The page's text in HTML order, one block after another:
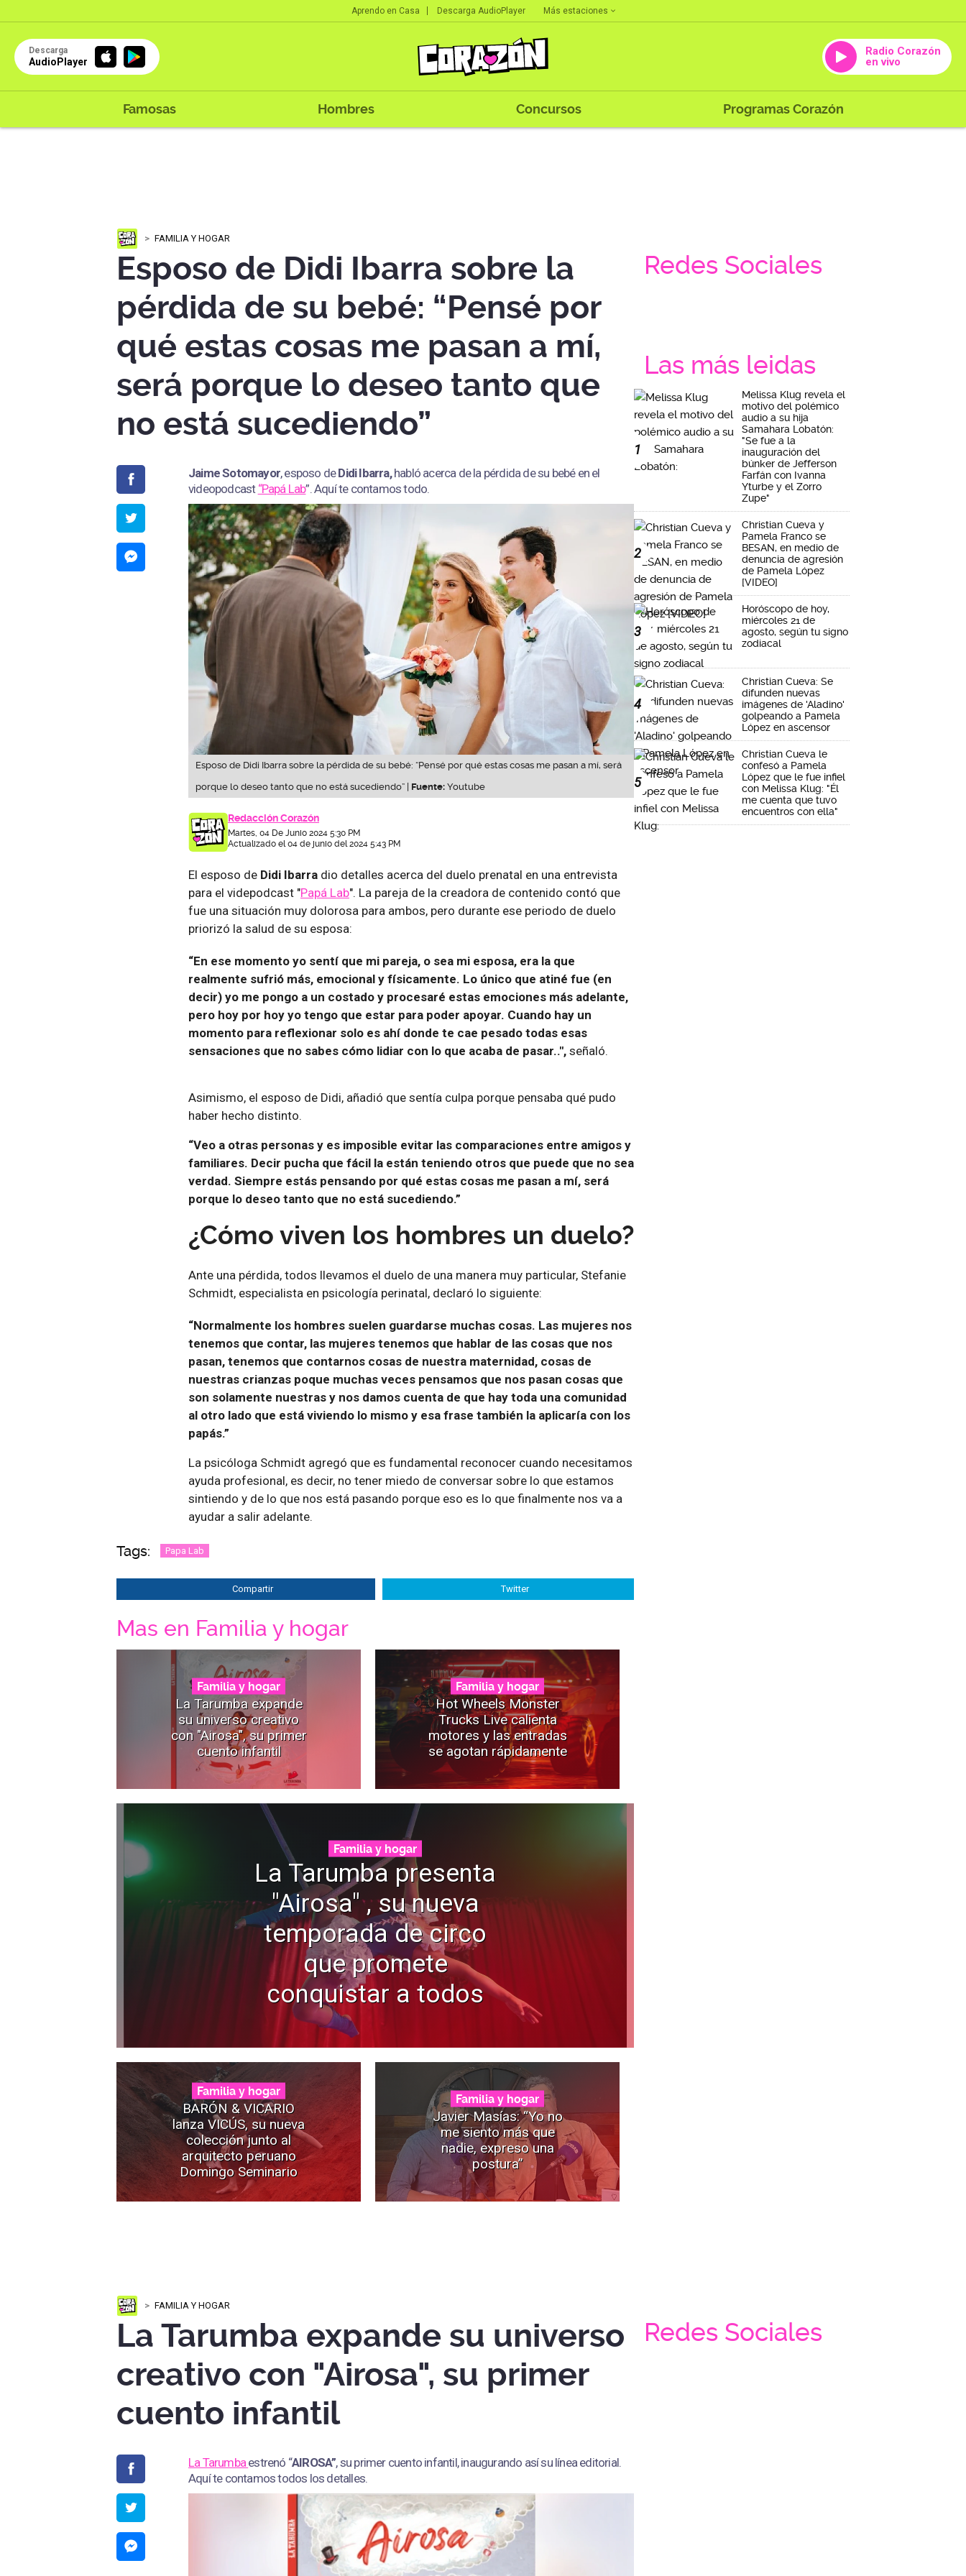
Aprendo en Casa Descarga AudioPlayer Más estaciones
Descarga
AudioPlayer
Radio Corazón
en vivo
Famosas Hombres Concursos Programas Corazón
FAMILIA Y HOGAR
Esposo de Didi Ibarra sobre la
pérdida de su bebé: “Pensé por
qué estas cosas me pasan a mí,
será porque lo deseo tanto que
no está sucediendo”
Jaime Sotomayor, esposo deDidi Ibarra,habló acerca de la pérdida de su bebé en el
videopodcast “Papá Lab”. Aquí te contamos todo.
Esposo de Didi Ibarra sobre la pérdida de su bebé: “Pensé por qué estas cosas me pasan a mí, será
porque lo deseo tanto que no está sucediendo” | Fuente: Youtube
Redacción Corazón
Martes, 04 De Junio 2024 5:30 PM
Actualizado el 04 de junio del 2024 5:43 PM
El esposo de Didi Ibarra dio detalles acerca del duelo prenatal en una entrevista
para el videpodcast "Papá Lab". La pareja de la creadora de contenido contó que
fue una situación muy dolorosa para ambos, pero durante ese periodo de duelo
priorizó la salud de su esposa:
“En ese momento yo sentí que mi pareja, o sea mi esposa, era la que
realmente sufrió más, emocional y físicamente. Lo único que atiné fue (en
decir) yo me pongo a un costado y procesaré estas emociones más adelante,
pero hoy por hoy yo tengo que estar para poder apoyar. Cuando hay un
momento para reflexionar solo es ahí donde te cae pesado todas esas
sensaciones que no sabes cómo lidiar con lo que acaba de pasar..", señaló.
Asimismo, el esposo de Didi, añadió que sentía culpa porque pensaba qué pudo
haber hecho distinto.
“Veo a otras personas y es imposible evitar las comparaciones entre amigos y
familiares. Decir pucha que fácil la están teniendo otros que puede que no sea
verdad. Siempre estás pensando por qué estas cosas me pasan a mí, será
porque lo deseo tanto que no está sucediendo.”
¿Cómo viven los hombres un duelo?
Ante una pérdida, todos llevamos el duelo de una manera muy particular, Stefanie
Schmidt, especialista en psicología perinatal, declaró lo siguiente:
“Normalmente los hombres suelen guardarse muchas cosas. Las mujeres nos
tenemos que contar, las mujeres tenemos que hablar de las cosas que nos
pasan, tenemos que contarnos cosas de nuestra maternidad, cosas de
nuestras crianzas poque muchas veces pensamos que nos pasan cosas que
son solamente nuestras y nos damos cuenta de que hay toda una comunidad
al otro lado que está viviendo lo mismo y esa frase también la aplicaría con los
papás.”
La psicóloga Schmidt agregó que es fundamental reconocer cuando necesitamos
ayuda profesional, es decir, no tener miedo de conversar sobre lo que estamos
sintiendo y de lo que nos está pasando porque eso es lo que finalmente nos va a
ayudar a salir adelante.
Tags: Papa Lab
Compartir Twitter
Mas en Familia y hogar
Familia y hogar
La Tarumba expande
su universo creativo
con "Airosa", su primer
cuento infantil
Familia y hogar
Hot Wheels Monster
Trucks Live calienta
motores y las entradas
se agotan rápidamente
Familia y hogar
La Tarumba presenta
"Airosa" , su nueva
temporada de circo
que promete
conquistar a todos
Familia y hogar
BARÓN & VICARIO
lanza VICÚS, su nueva
colección junto al
arquitecto peruano
Domingo Seminario
Familia y hogar
Javier Masías: “Yo no
me siento más que
nadie, expreso una
postura”
Redes Sociales
Las más leidas
1
Melissa Klug revela el
motivo del polémico
audio a su hija
Samahara Lobatón:
"Se fue a la
inauguración del
búnker de Jefferson
Farfán con Ivanna
Yturbe y el Zorro
Zupe"
2
Christian Cueva y
Pamela Franco se
BESAN, en medio de
denuncia de agresión
de Pamela López
[VIDEO]
3
Horóscopo de hoy,
miércoles 21 de
agosto, según tu signo
zodiacal
4
Christian Cueva: Se
difunden nuevas
imágenes de 'Aladino'
golpeando a Pamela
López en ascensor
5
Christian Cueva le
confesó a Pamela
López que le fue infiel
con Melissa Klug: "Él
me cuenta que tuvo
encuentros con ella"
FAMILIA Y HOGAR
La Tarumba expande su universo
creativo con "Airosa", su primer
cuento infantil
La Tarumba estrenó “AIROSA”, su primer cuento infantil, inaugurando así su línea editorial.
Aquí te contamos todos los detalles.
Redes Sociales